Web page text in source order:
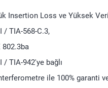
Insertion Loss ve Yüksek
/ TIA-568-C.3,
802.3ba
/ TIA-942'ye bağlı
ile 100% garanti